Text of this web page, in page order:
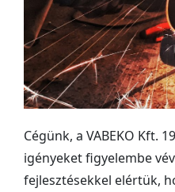
Cégünk, a VABEKO Kft.
igényeket figyelembe
fejlesztésekkel elértük,